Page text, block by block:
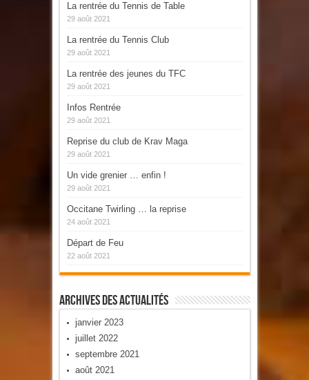
La rentrée du Tennis de Table
29 août 2021
La rentrée du Tennis Club
29 août 2021
La rentrée des jeunes du TFC
29 août 2021
Infos Rentrée
29 août 2021
Reprise du club de Krav Maga
29 août 2021
Un vide grenier … enfin !
29 août 2021
Occitane Twirling … la reprise
24 août 2021
Départ de Feu
22 août 2021
Archives Des Actualités
janvier 2023
juillet 2022
septembre 2021
août 2021